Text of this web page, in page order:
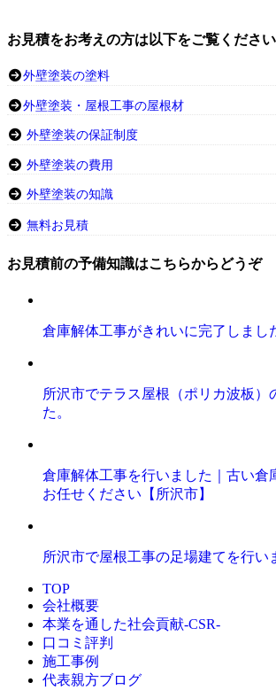
お見積をお考えの方は以下をご覧ください
外壁塗装の塗料
外壁塗装・屋根工事の屋根材
外壁塗装の保証制度
外壁塗装の費用
外壁塗装の知識
無料お見積
お見積前の予備知識はこちらからどうぞ
倉庫解体工事がきれいに完了しまし
所沢市でテラス屋根（ポリカ波板）
た。
倉庫解体工事を行いました｜古い倉
お任せください【所沢市】
所沢市で屋根工事の足場建てを行い
TOP
会社概要
本業を通した社会貢献-CSR-
口コミ評判
施工事例
代表親方ブログ